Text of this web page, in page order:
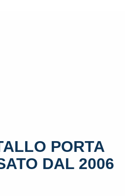
PORTA
DAL 2006